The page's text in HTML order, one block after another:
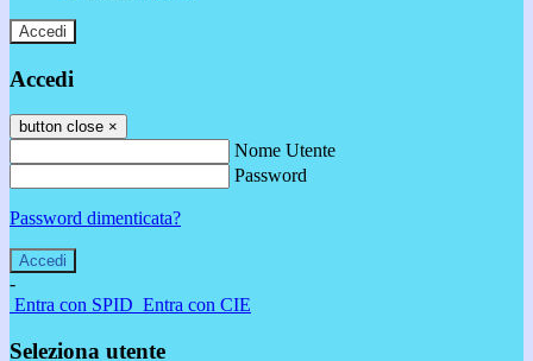
Accedi
Accedi
button close ×
Nome Utente
Password
Password dimenticata?
-
Entra con SPID Entra con CIE
Seleziona utente